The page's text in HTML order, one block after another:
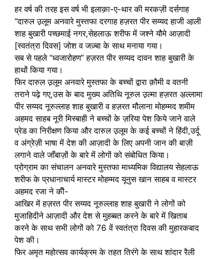
हर वर्ष की तरह इस वर्ष भी इलाक़ा-ए-थार की मरकज़ी दर्सगाह
“दारुल उ़लूम अनवारे मुस्तफा दरगाह हज़रत पीर सय्यद हाजी आ़ली
शाह बुखारी पच्छमाई नगर,सेहलाऊ शरीफ में जश्ने यौमे आज़ादी
[स्वतंत्रा दिवस] जोश व जज़्बा के साथ मनाया गया।
सब से पहले “ध्वजारोहण” हज़रत पीर सय्यद दावन शाह बुखारी के
हाथों किया गया।
फिर दारुल उ़लूम अनवारे मुस्तफा के बच्चों द्वारा क़ौमी व वतनी
तराने पढ़े गए,उस के बाद मुख्य अतिथि नूरुल उ़ल्मा हज़रत अ़ल्लामा
पीर सय्यद नूरुल्लाह शाह बुखारी व हज़रत मौलाना मोहम्मद शमीम
अहमद साहब नूरी मिस्बाही ने बच्चों के ज़रिया पेश किये जाने वाले
प्रेड का निरीक्षण किया और दारुल उ़लूम के कई बच्चों ने हिंदी,उर्दू
व अंग्रेज़ी भाषा में देश की आज़ादी के लिए अपनी जान की बाज़ी
लगाने वाले जाँबाज़ों के बारे में लोगों को संबोधित किया।
प्रोग्राम का संचालन अनवारे मुस्तफा माध्यमिक विद्यालय सेहलाऊ
शरीफ के प्रधानाचार्य मास्टर मोहम्मद यूनुस खान साहब व मास्टर
अहमद रजा ने कीॆ-
आखिर में हज़रत पीर सय्यद नूरुल्लाह शाह बुखारी ने लोगों को
मुजाहिदीने आज़ादी और देश से मुहब्बत करने के बारे में खिताब
करने के साथ सभी लोगों को 76 वें स्वतंत्रा दिवस की मुहारकबाद
पेश की।
फिर अमृत महोत्सव कार्यक्रम के तहत तिरंगे के साथ शांदार रैली